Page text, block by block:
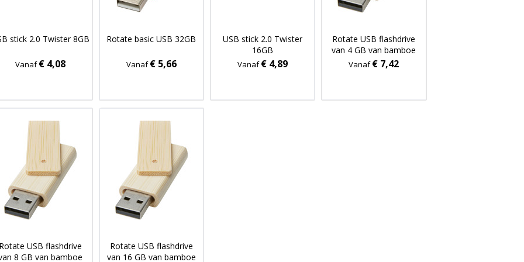
stick 2.0 Twister 8GB
Vanaf€ 4,08
Rotate basic USB 32GB
Vanaf€ 5,66
USB stick 2.0 Twister
16GB
Vanaf€ 4,89
Rotate USB flashdrive
van 4 GB van bamboe
Vanaf€ 7,42
USB flashdrive
8 GB van bamboe
Rotate USB flashdrive
van 16 GB van bamboe